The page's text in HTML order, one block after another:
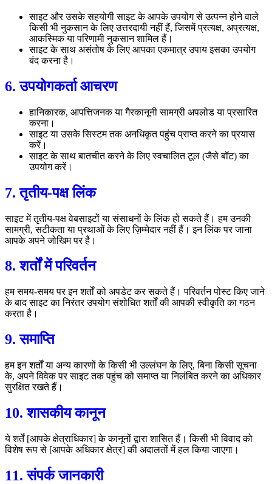
साइट और उसके सहयोगी साइट के आपके उपयोग से उत्पन्न होने वाले
किसी भी नुकसान के लिए उत्तरदायी नहीं हैं, जिसमें प्रत्यक्ष, अप्रत्यक्ष,
आकस्मिक या परिणामी नुकसान शामिल हैं।
साइट के साथ असंतोष के लिए आपका एकमात्र उपाय इसका उपयोग
बंद करना है।
6. उपयोगकर्ता आचरण
हानिकारक, आपत्तिजनक या गैरकानूनी सामग्री अपलोड या प्रसारित
करना।
साइट या उसके सिस्टम तक अनधिकृत पहुंच प्राप्त करने का प्रयास
करें।
साइट के साथ बातचीत करने के लिए स्वचालित टूल (जैसे बॉट) का
उपयोग करें।
7. तृतीय-पक्ष लिंक
साइट में तृतीय-पक्ष वेबसाइटों या संसाधनों के लिंक हो सकते हैं। हम उनकी
सामग्री, सटीकता या प्रथाओं के लिए ज़िम्मेदार नहीं हैं। इन लिंक पर जाना
आपके अपने जोखिम पर है।
8. शर्तों में परिवर्तन
हम समय-समय पर इन शर्तों को अपडेट कर सकते हैं। परिवर्तन पोस्ट किए जाने
के बाद साइट का निरंतर उपयोग संशोधित शर्तों की आपकी स्वीकृति का गठन
करता है।
9. समाप्ति
हम इन शर्तों या अन्य कारणों के किसी भी उल्लंघन के लिए, बिना किसी सूचना
के, अपने विवेक पर साइट तक पहुंच को समाप्त या निलंबित करने का अधिकार
सुरक्षित रखते हैं।
10. शासकीय कानून
ये शर्तें [आपके क्षेत्राधिकार] के कानूनों द्वारा शासित हैं। किसी भी विवाद को
विशेष रूप से [आपके अधिकार क्षेत्र] की अदालतों में हल किया जाएगा।
11. संपर्क जानकारी